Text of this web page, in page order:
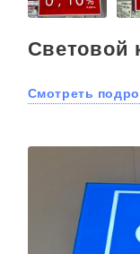
Световой
Смотреть